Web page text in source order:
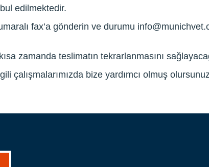
edilmektedir.
fax’a gönderin ve durumu
zamanda teslimatın tekrarlanmasını
çalışmalarımızda bize yardımcı olmuş